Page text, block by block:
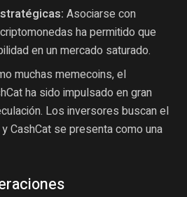
Asociarse con
ha permitido que
en un mercado saturado.
muchas memecoins, el
ha sido impulsado en gran
Los inversores buscan el
CashCat se presenta como una